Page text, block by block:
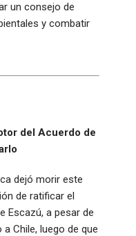
un consejo de
y combatir
del Acuerdo de
dejó morir este
de ratificar el
Escazú, a pesar de
Chile, luego de que